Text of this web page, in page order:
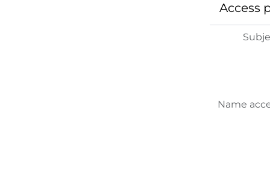
Access
Name